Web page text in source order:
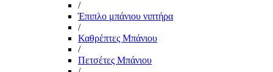
/
Έπιπλο μπάνιου νιπτήρα
/
Καθρέπτες Μπάνιου
/
Πετσέτες Μπάνιου